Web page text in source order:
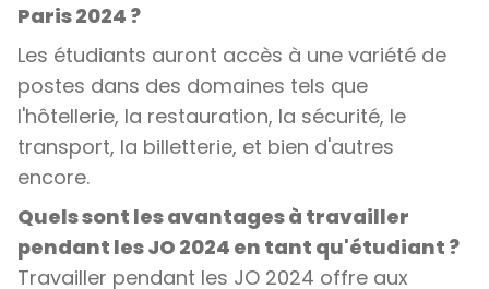
Paris 2024 ?
Les étudiants auront accès à une variété de
postes dans des domaines tels que
l'hôtellerie, la restauration, la sécurité, le
transport, la billetterie, et bien d'autres
encore.
Quels sont les avantages à travailler
pendant les JO 2024 en tant qu'étudiant ?
Travailler pendant les JO 2024 offre aux